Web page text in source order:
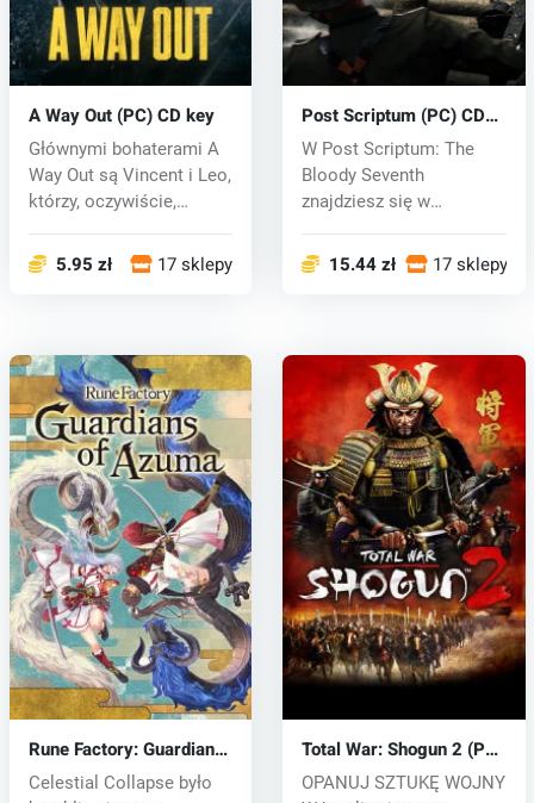
A Way Out (PC) CD key
Głównymi bohaterami A
Way Out są Vincent i Leo,
którzy, oczywiście,
5.95 zł 17 sklepy
Post Scriptum (PC) CD
key
W Post Scriptum: The
Bloody Seventh
znajdziesz się w
15.44 zł 17 sklepy
Rune Factory: Guardians
of Azuma (PC) key
Celestial Collapse było
Total War: Shogun 2 (PC)
CD key
OPANUJ SZTUKĘ WOJNY